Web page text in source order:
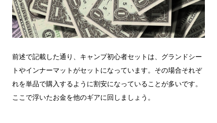
前述で記載した通り、キャンプ初心者セットは、グランドシー
トやインナーマットがセットになっています。その場合それぞ
れを単品で購入するように割安になっていることが多いです。
ここで浮いたお金を他のギアに回しましょう。